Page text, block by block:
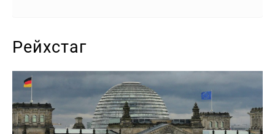
Рейхстаг